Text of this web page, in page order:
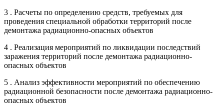
3 . Расчеты по определению средств, требуемых для
проведения специальной обработки территорий после
демонтажа радиационно-опасных объектов
4 . Реализация мероприятий по ликвидации последствий
заражения территорий после демонтажа радиационно-
опасных объектов
5 . Анализ эффективности мероприятий по обеспечению
радиационной безопасности после демонтажа радиационно-
опасных объектов